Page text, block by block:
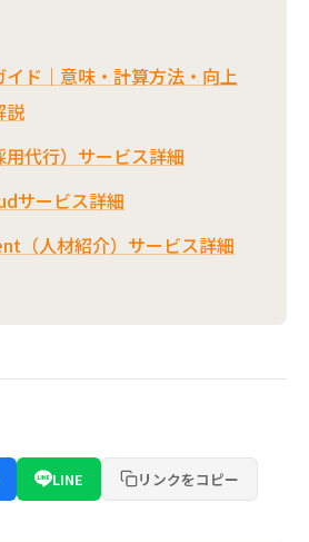
ド｜意味・計算方法・向上
説
用代行）サービス詳細
サービス詳細
（人材紹介）サービス詳細
LINE リンクをコピー